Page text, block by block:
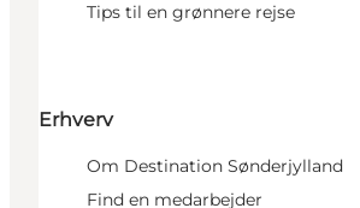
Tips til en grønnere rejse
Erhverv
Om Destination Sønderjylland
Find en medarbejder